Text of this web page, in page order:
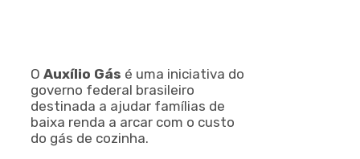
O Auxílio Gás é uma iniciativa do
governo federal brasileiro
destinada a ajudar famílias de
baixa renda a arcar com o custo
do gás de cozinha.